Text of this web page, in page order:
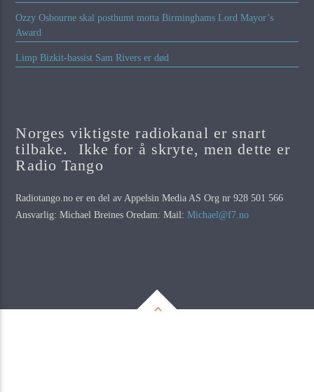
Ozzy Osbourne skal posthumt motta Birminghams Lord Mayor’s
Award
Limp Bizkit-bassist Sam Rivers er død
Norges viktigste radiokanal er snart
tilbake. Ikke for å skryte, men dette er
Radio Tango
Radiotango.no er en del av Appelsin Media AS Org nr 928 501 566
Ansvarlig: Michael Breines Oredam: Mail:Michael@f7.no